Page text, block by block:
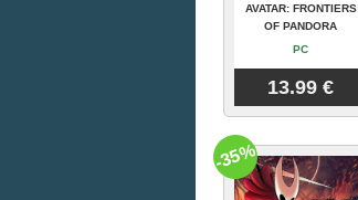
AVATAR: FRONTIERS
OF PANDORA
PC
13.99 €
-35%